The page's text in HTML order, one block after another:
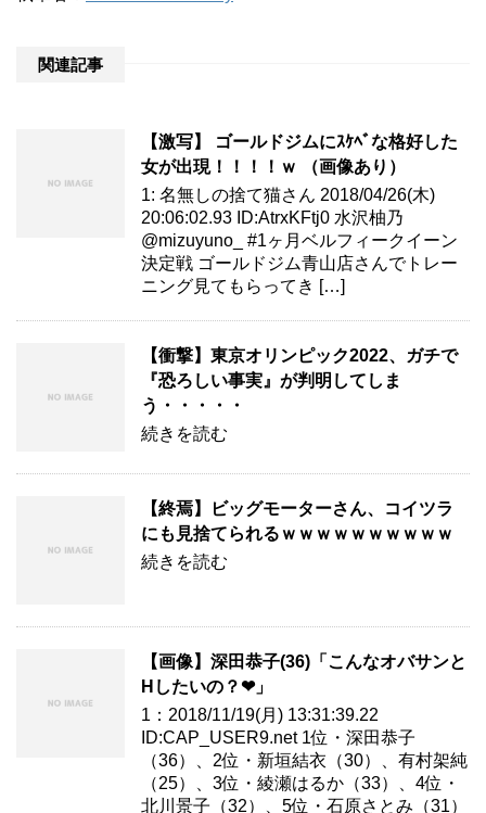
関連記事
【激写】 ゴールドジムにｽｹﾍﾞな格好した
女が出現！！！！ｗ （画像あり）
1: 名無しの捨て猫さん 2018/04/26(木)
20:06:02.93 ID:AtrxKFtj0 水沢柚乃
@mizuyuno_ #1ヶ月ベルフィークイーン
決定戦 ゴールドジム青山店さんでトレー
ニング見てもらってき […]
【衝撃】東京オリンピック2022、ガチで
『恐ろしい事実』が判明してしま
う・・・・・
続きを読む
【終焉】ビッグモーターさん、コイツラ
にも見捨てられるｗｗｗｗｗｗｗｗｗｗ
続きを読む
【画像】深田恭子(36)「こんなオバサンと
Hしたいの？❤」
1：2018/11/19(月) 13:31:39.22
ID:CAP_USER9.net 1位・深田恭子
（36）、2位・新垣結衣（30）、有村架純
（25）、3位・綾瀬はるか（33）、4位・
北川景子（32）、5位・石原さとみ（31）